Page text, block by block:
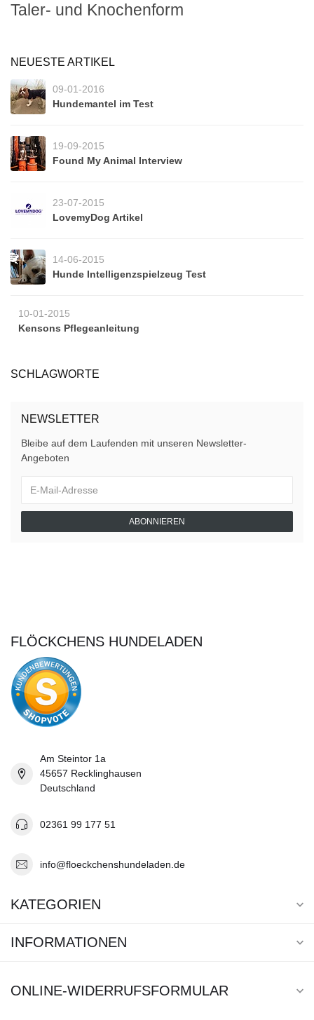
Taler- und Knochenform
NEUESTE ARTIKEL
09-01-2016
Hundemantel im Test
19-09-2015
Found My Animal Interview
23-07-2015
LovemyDog Artikel
14-06-2015
Hunde Intelligenzspielzeug Test
10-01-2015
Kensons Pflegeanleitung
SCHLAGWORTE
NEWSLETTER
Bleibe auf dem Laufenden mit unseren Newsletter-
Angeboten
ABONNIEREN
FLÖCKCHENS HUNDELADEN
Am Steintor 1a
45657 Recklinghausen
Deutschland
02361 99 177 51
info@floeckchenshundeladen.de
KATEGORIEN
INFORMATIONEN
ONLINE-WIDERRUFSFORMULAR